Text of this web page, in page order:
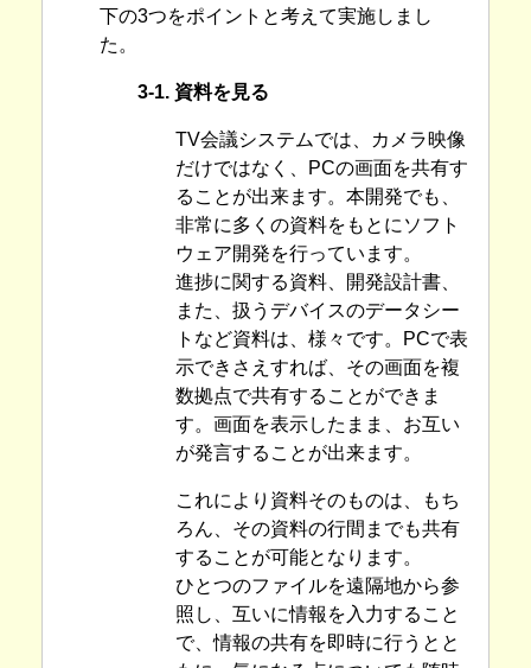
下の3つをポイントと考えて実施しまし
た。
3-1. 資料を見る
TV会議システムでは、カメラ映像
だけではなく、PCの画面を共有す
ることが出来ます。本開発でも、
非常に多くの資料をもとにソフト
ウェア開発を行っています。
進捗に関する資料、開発設計書、
また、扱うデバイスのデータシー
トなど資料は、様々です。PCで表
示できさえすれば、その画面を複
数拠点で共有することができま
す。画面を表示したまま、お互い
が発言することが出来ます。
これにより資料そのものは、もち
ろん、その資料の行間までも共有
することが可能となります。
ひとつのファイルを遠隔地から参
照し、互いに情報を入力すること
で、情報の共有を即時に行うとと